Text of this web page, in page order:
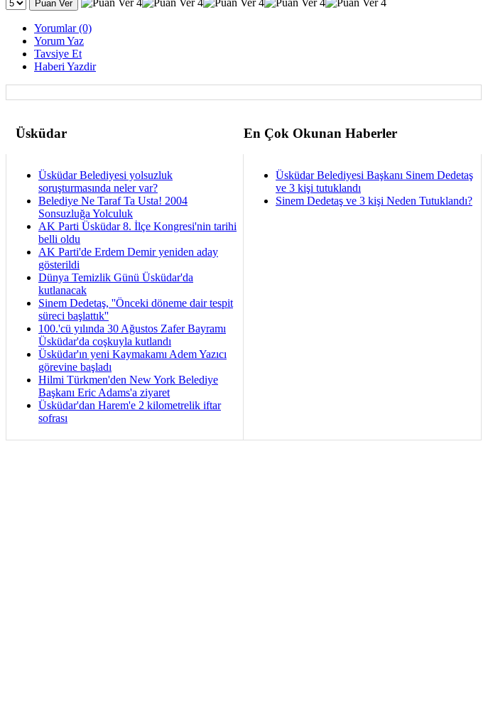
Yorumlar (0)
Yorum Yaz
Tavsiye Et
Haberi Yazdir
Üsküdar En Çok Okunan Haberler
Üsküdar Belediyesi yolsuzluk
soruşturmasında neler var?
Belediye Ne Taraf Ta Usta! 2004
Sonsuzluğa Yolculuk
AK Parti Üsküdar 8. İlçe Kongresi'nin tarihi
belli oldu
AK Parti'de Erdem Demir yeniden aday
gösterildi
Dünya Temizlik Günü Üsküdar'da
kutlanacak
Sinem Dedetaş, ''Önceki döneme dair tespit
süreci başlattık''
100.'cü yılında 30 Ağustos Zafer Bayramı
Üsküdar'da coşkuyla kutlandı
Üsküdar'ın yeni Kaymakamı Adem Yazıcı
görevine başladı
Hilmi Türkmen'den New York Belediye
Başkanı Eric Adams'a ziyaret
Üsküdar'dan Harem'e 2 kilometrelik iftar
sofrası
Üsküdar Belediyesi Başkanı Sinem Dedetaş
ve 3 kişi tutuklandı
Sinem Dedetaş ve 3 kişi Neden Tutuklandı?